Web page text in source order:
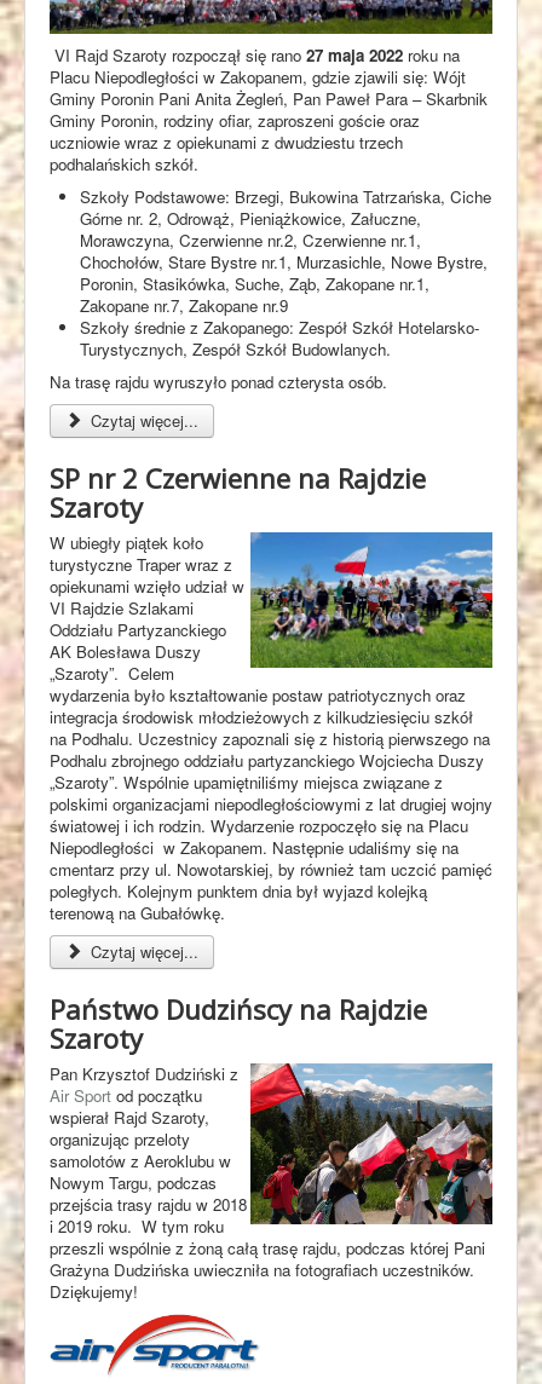
VI Rajd Szaroty rozpoczął się rano 27 maja 2022 roku na
Placu Niepodległości w Zakopanem, gdzie zjawili się: Wójt
Gminy Poronin Pani Anita Żegleń, Pan Paweł Para – Skarbnik
Gminy Poronin, rodziny ofiar, zaproszeni goście oraz
uczniowie wraz z opiekunami z dwudziestu trzech
podhalańskich szkół.
Szkoły Podstawowe: Brzegi, Bukowina Tatrzańska, Ciche
Górne nr. 2, Odrowąż, Pieniążkowice, Załuczne,
Morawczyna, Czerwienne nr.2, Czerwienne nr.1,
Chochołów, Stare Bystre nr.1, Murzasichle, Nowe Bystre,
Poronin, Stasikówka, Suche, Ząb, Zakopane nr.1,
Zakopane nr.7, Zakopane nr.9
Szkoły średnie z Zakopanego: Zespół Szkół Hotelarsko-
Turystycznych, Zespół Szkół Budowlanych.
Na trasę rajdu wyruszyło ponad czterysta osób.
Czytaj więcej...
SP nr 2 Czerwienne na Rajdzie
Szaroty
W ubiegły piątek koło
turystyczne Traper wraz z
opiekunami wzięło udział w
VI Rajdzie Szlakami
Oddziału Partyzanckiego
AK Bolesława Duszy
„Szaroty”. Celem
wydarzenia było kształtowanie postaw patriotycznych oraz
integracja środowisk młodzieżowych z kilkudziesięciu szkół
na Podhalu. Uczestnicy zapoznali się z historią pierwszego na
Podhalu zbrojnego oddziału partyzanckiego Wojciecha Duszy
„Szaroty”. Wspólnie upamiętniliśmy miejsca związane z
polskimi organizacjami niepodległościowymi z lat drugiej wojny
światowej i ich rodzin. Wydarzenie rozpoczęło się na Placu
Niepodległości w Zakopanem. Następnie udaliśmy się na
cmentarz przy ul. Nowotarskiej, by również tam uczcić pamięć
poległych. Kolejnym punktem dnia był wyjazd kolejką
terenową na Gubałówkę.
Czytaj więcej...
Państwo Dudzińscy na Rajdzie
Szaroty
Pan Krzysztof Dudziński z
Air Sport od początku
wspierał Rajd Szaroty,
organizując przeloty
samolotów z Aeroklubu w
Nowym Targu, podczas
przejścia trasy rajdu w 2018
i 2019 roku. W tym roku
przeszli wspólnie z żoną całą trasę rajdu, podczas której Pani
Grażyna Dudzińska uwieczniła na fotografiach uczestników.
Dziękujemy!